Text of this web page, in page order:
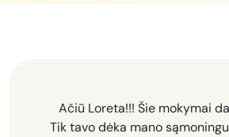
Ačiū Loreta!!! Šie mokymai
Tik tavo dėka mano